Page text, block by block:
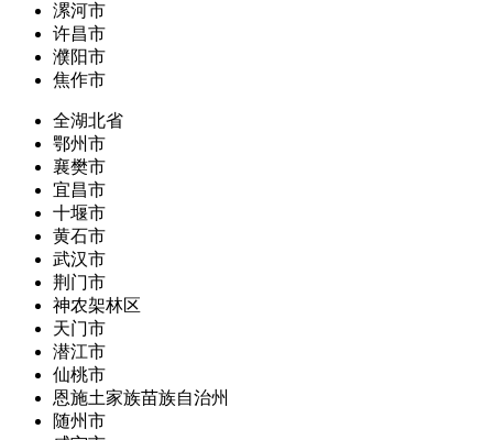
漯河市
许昌市
濮阳市
焦作市
全湖北省
鄂州市
襄樊市
宜昌市
十堰市
黄石市
武汉市
荆门市
神农架林区
天门市
潜江市
仙桃市
恩施土家族苗族自治州
随州市